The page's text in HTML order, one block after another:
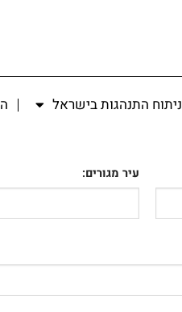
ניתוח התנהגות בישראל
עיר מגורים: